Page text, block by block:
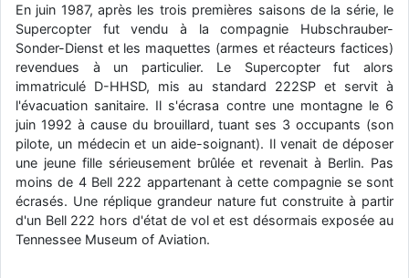
En juin 1987, après les trois premières saisons de la série, le
Supercopter fut vendu à la compagnie Hubschrauber-
Sonder-Dienst et les maquettes (armes et réacteurs factices)
revendues à un particulier. Le Supercopter fut alors
immatriculé D-HHSD, mis au standard 222SP et servit à
l'évacuation sanitaire. Il s'écrasa contre une montagne le 6
juin 1992 à cause du brouillard, tuant ses 3 occupants (son
pilote, un médecin et un aide-soignant). Il venait de déposer
une jeune fille sérieusement brûlée et revenait à Berlin. Pas
moins de 4 Bell 222 appartenant à cette compagnie se sont
écrasés. Une réplique grandeur nature fut construite à partir
d'un Bell 222 hors d'état de vol et est désormais exposée au
Tennessee Museum of Aviation.